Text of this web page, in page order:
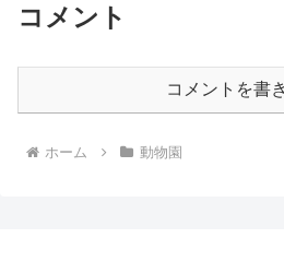
コメント
コメントを書
ホーム 動物園